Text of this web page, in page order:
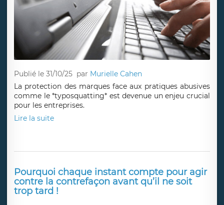
Publié le 31/10/25 par Murielle Cahen
La protection des marques face aux pratiques abusives
comme le *typosquatting* est devenue un enjeu crucial
pour les entreprises.
Lire la suite
Pourquoi chaque instant compte pour agir
contre la contrefaçon avant qu’il ne soit
trop tard !